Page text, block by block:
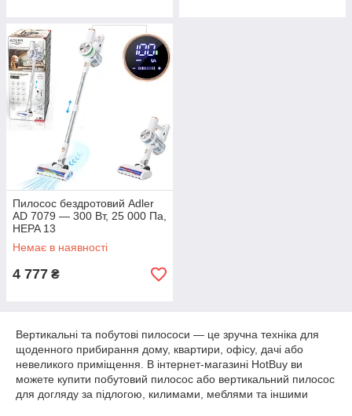
Пилосос бездротовий Adler
AD 7079 — 300 Вт, 25 000 Па,
HEPA 13
Немає в наявності
4 777 ₴
Вертикальні та побутові пилососи — це зручна техніка для
щоденного прибирання дому, квартири, офісу, дачі або
невеликого приміщення. В інтернет-магазині HotBuy ви
можете купити побутовий пилосос або вертикальний пилосос
для догляду за підлогою, килимами, меблями та іншими